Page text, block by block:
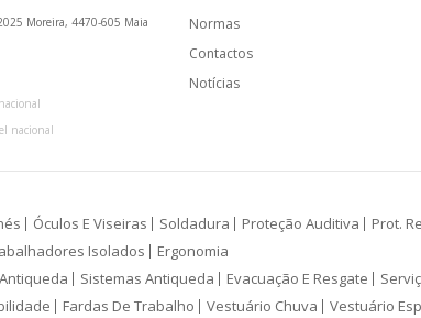
Moreira, 4470-605 Maia
nacional
Normas
Contactos
Notícias
Óculos E Viseiras Soldadura Proteção Auditiva Prot.
Isolados Ergonomia
Sistemas Antiqueda Evacuação E Resgate
Fardas De Trabalho Vestuário Chuva Vestuário